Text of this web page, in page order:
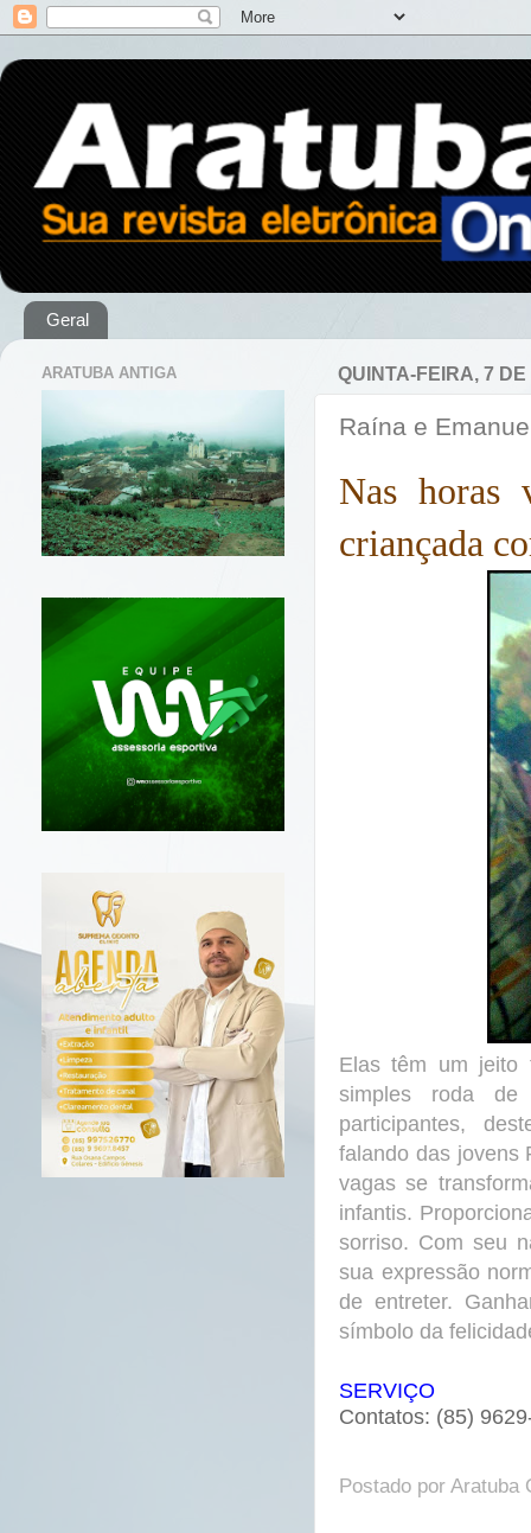
Geral
QUINTA-FEIRA, 7
Raína e
Nas horas
criançada
Elas têm um jeito
simples roda de
participantes,
falando das jovens
vagas se
infantis.
sorriso. Com seu
sua expressão
de entreter.
símbolo da
SERVIÇO
Contatos: (85)
Postado por Aratuba
ARATUBA ANTIGA